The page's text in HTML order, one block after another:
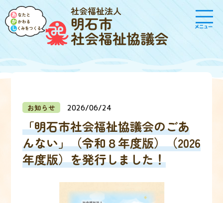
社会福祉法人
明石市
社会福祉協議会
メニュー
お知らせ 2026/06/24
「明石市社会福祉協議会のごあ
んない」（令和８年度版）（2026
年度版）を発行しました！